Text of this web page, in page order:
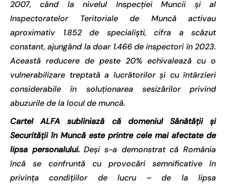
2007, când la nivelul Inspecției Muncii și al
Inspectoratelor Teritoriale de Muncă activau
aproximativ 1.852 de specialiști, cifra a scăzut
constant, ajungând la doar 1.466 de inspectori în 2023.
Această reducere de peste 20% echivalează cu o
vulnerabilizare treptată a lucrătorilor și cu întârzieri
considerabile în soluționarea sesizărilor privind
abuzurile de la locul de muncă.
Cartel ALFA subliniază că domeniul Sănătății și
Securității în Muncă este printre cele mai afectate de
lipsa personalului.Deși s-a demonstrat că România
încă se confruntă cu provocări semnificative în
privința condițiilor de lucru – de la lipsa